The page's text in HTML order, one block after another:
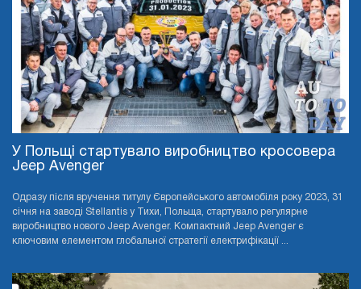
У Польщі стартувало виробництво кросовера
Jeep Avenger
Одразу після вручення титулу Європейського автомобіля року 2023, 31
січня на заводі Stellantis у Тихи, Польща, стартувало регулярне
виробництво нового Jeep Avenger. Компактний Jeep Avenger є
ключовим елементом глобальної стратегії електрифікації ...